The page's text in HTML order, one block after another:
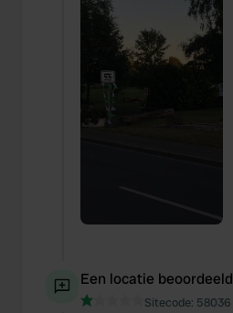
Een locatie beoordeeld
Sitecode: 58036